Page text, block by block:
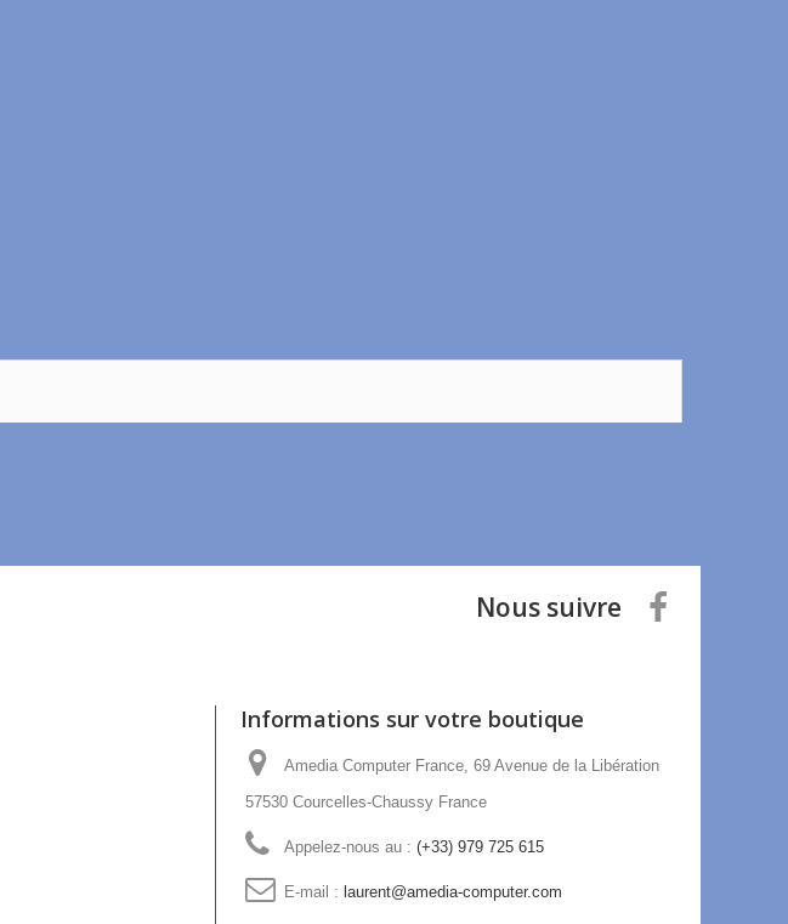
Nous suivre
Informations sur votre boutique
Amedia Computer France, 69 Avenue de la Libération
57530 Courcelles-Chaussy France
Appelez-nous au : (+33) 979 725 615
E-mail : laurent@amedia-computer.com